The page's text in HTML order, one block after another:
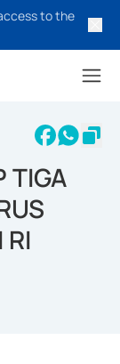
to the
TIGA
RI